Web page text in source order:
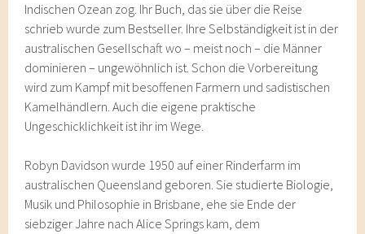
Indischen Ozean zog. Ihr Buch, das sie über die Reise
schrieb wurde zum Bestseller. Ihre Selbständigkeit ist in der
australischen Gesellschaft wo – meist noch – die Männer
dominieren – ungewöhnlich ist. Schon die Vorbereitung
wird zum Kampf mit besoffenen Farmern und sadistischen
Kamelhändlern. Auch die eigene praktische
Ungeschicklichkeit ist ihr im Wege.
Robyn Davidson wurde 1950 auf einer Rinderfarm im
australischen Queensland geboren. Sie studierte Biologie,
Musik und Philosophie in Brisbane, ehe sie Ende der
siebziger Jahre nach Alice Springs kam, dem